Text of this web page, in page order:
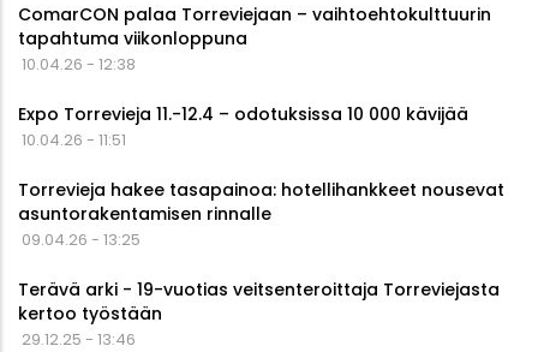
ComarCON palaa Torreviejaan – vaihtoehtokulttuurin
tapahtuma viikonloppuna
10.04.26 - 12:38
Expo Torrevieja 11.-12.4 – odotuksissa 10 000 kävijää
10.04.26 - 11:51
Torrevieja hakee tasapainoa: hotellihankkeet nousevat
asuntorakentamisen rinnalle
09.04.26 - 13:25
Terävä arki - 19-vuotias veitsenteroittaja Torreviejasta
kertoo työstään
29.12.25 - 13:46